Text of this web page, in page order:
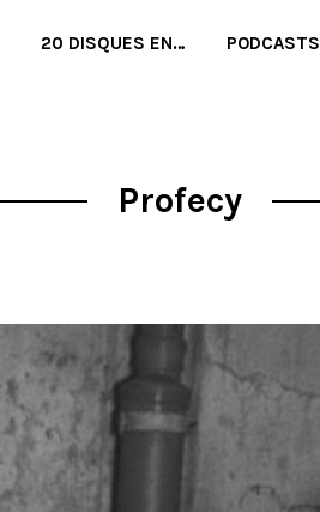
20 DISQUES EN… PODCASTS
Profecy